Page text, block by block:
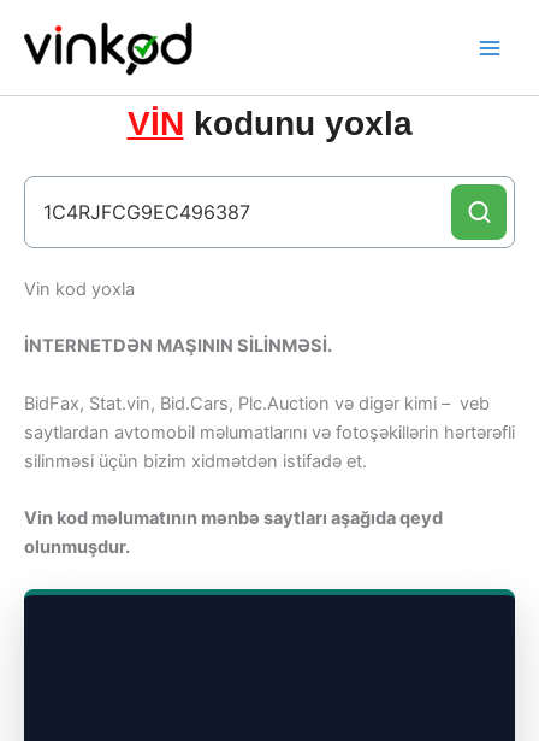
content
VİN kodunu yoxla
Vin kod yoxla
İNTERNETDƏN MAŞININ SİLİNMƏSİ.
BidFax, Stat.vin, Bid.Cars, Plc.Auction və digər kimi – veb
saytlardan avtomobil məlumatlarını və fotoşəkillərin hərtərəfli
silinməsi üçün bizim xidmətdən istifadə et.
Vin kod məlumatının mənbə saytları aşağıda qeyd
olunmuşdur.